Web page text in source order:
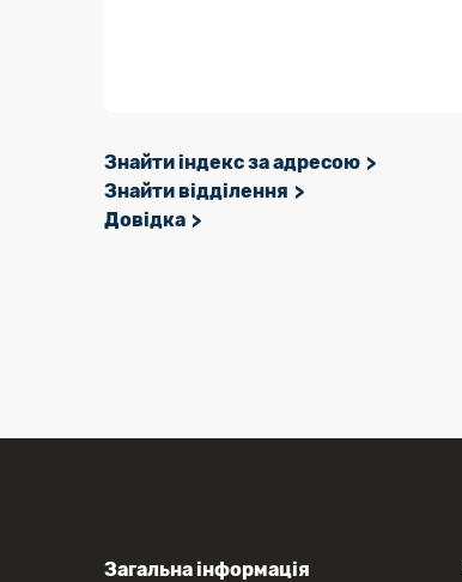
Знайти індекс за адресою
Знайти відділення
Довідка
Загальна інформація